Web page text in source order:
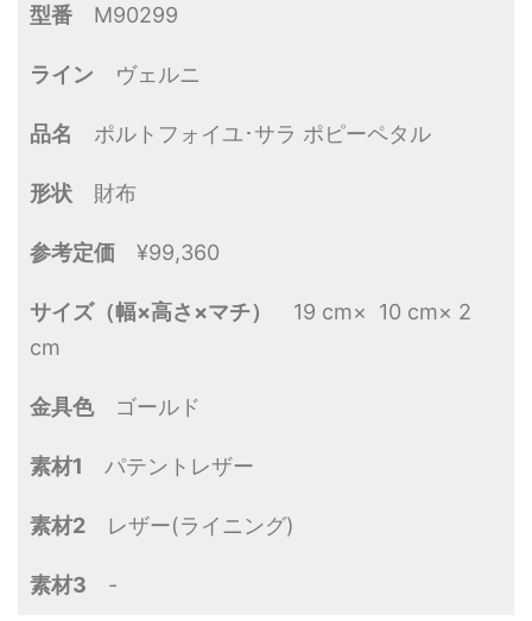
型番 M90299
ライン ヴェルニ
品名 ポルトフォイユ･サラ ポピーペタル
形状 財布
参考定価 ¥99,360
サイズ（幅×高さ×マチ）
19 cm× 10 cm× 2
cm
金具色ゴールド
素材1 パテントレザー
素材2 レザー(ライニング)
素材3 -